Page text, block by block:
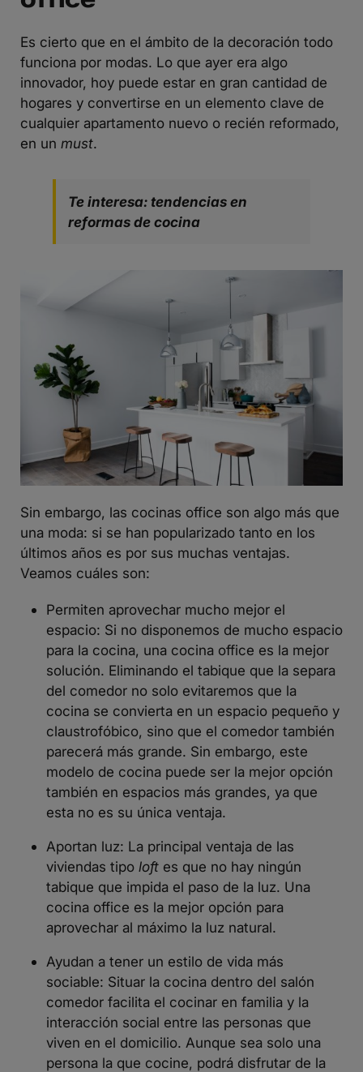
Es cierto que en el ámbito de la decoración todo
funciona por modas. Lo que ayer era algo
innovador, hoy puede estar en gran cantidad de
hogares y convertirse en un elemento clave de
cualquier apartamento nuevo o recién reformado,
en un must.
Te interesa: tendencias en
reformas de cocina
Sin embargo, las cocinas office son algo más que
una moda: si se han popularizado tanto en los
últimos años es por sus muchas ventajas.
Veamos cuáles son:
Permiten aprovechar mucho mejor el
espacio: Si no disponemos de mucho espacio
para la cocina, una cocina office es la mejor
solución. Eliminando el tabique que la separa
del comedor no solo evitaremos que la
cocina se convierta en un espacio pequeño y
claustrofóbico, sino que el comedor también
parecerá más grande. Sin embargo, este
modelo de cocina puede ser la mejor opción
también en espacios más grandes, ya que
esta no es su única ventaja.
Aportan luz: La principal ventaja de las
viviendas tipo loft es que no hay ningún
tabique que impida el paso de la luz. Una
cocina office es la mejor opción para
aprovechar al máximo la luz natural.
Ayudan a tener un estilo de vida más
sociable: Situar la cocina dentro del salón
comedor facilita el cocinar en familia y la
interacción social entre las personas que
viven en el domicilio. Aunque sea solo una
persona la que cocine, podrá disfrutar de la